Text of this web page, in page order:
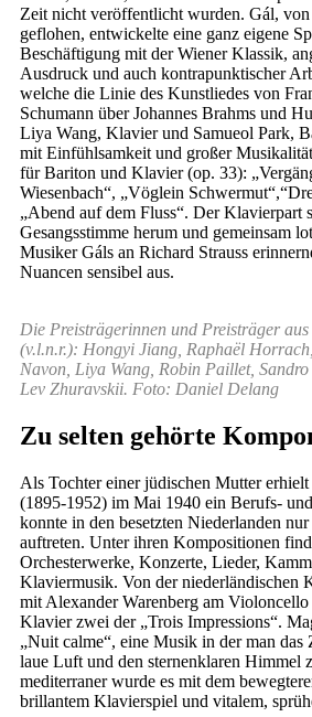
Zeit nicht veröffentlicht wurden. Gál,
geflohen, entwickelte eine ganz eigene
Beschäftigung mit der Wiener Klassik,
Ausdruck und auch kontrapunktischer
welche die Linie des Kunstliedes von
Schumann über Johannes Brahms und
Liya Wang, Klavier und Samueol Park,
mit Einfühlsamkeit und großer
für Bariton und Klavier (op. 33):
Wiesenbach“, „Vöglein
„Abend auf dem Fluss“. Der Klavierpart
Gesangsstimme herum und gemeinsam
Musiker Gáls an Richard Strauss
Nuancen sensibel aus.
Die Preisträgerinnen und Preisträger
(v.l.n.r.): Hongyi Jiang, Raphaël
Navon, Liya Wang, Robin Paillet,
Lev Zhuravskii. Foto: Daniel Delang
Zu selten gehörte
Als Tochter einer jüdischen Mutter
(1895-1952) im Mai 1940 ein Berufs-
konnte in den besetzten Niederlanden
auftreten. Unter ihren Kompositionen
Orchesterwerke, Konzerte, Lieder,
Klaviermusik. Von der niederländischen
mit Alexander Warenberg am
Klavier zwei der „Trois Impressions“.
„Nuit calme“, eine Musik in der man
laue Luft und den sternenklaren Himmel
mediterraner wurde es mit dem
brillantem Klavierspiel und vitalem,